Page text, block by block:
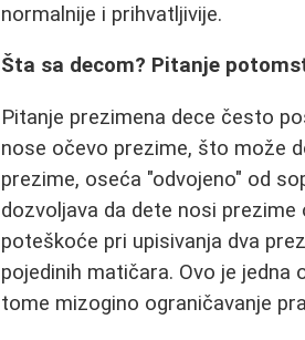
normalnije i prihvatljivije.
Šta sa decom? Pitanje
Pitanje prezimena dece često
nose očevo prezime, što može
prezime, oseća "odvojeno" od
dozvoljava da dete nosi prezime
poteškoće pri upisivanja dva
pojedinih matičara. Ovo je jedna
tome mizogino ograničavanje